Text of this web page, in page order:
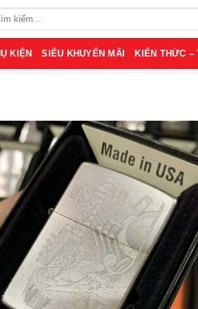
KIỆN SIÊU KHUYẾN MÃI KIẾN THỨC –